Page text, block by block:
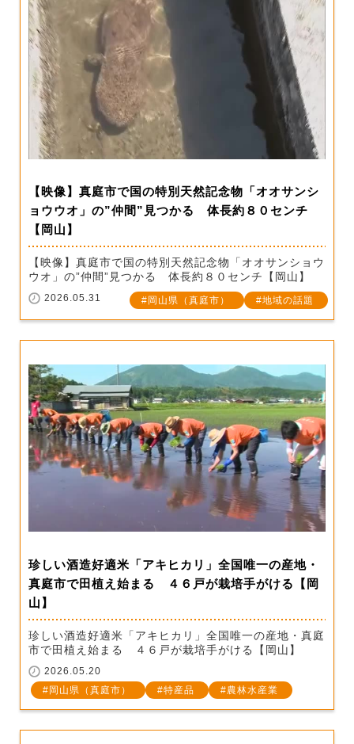
【映像】真庭市で国の特別天然記念物「オオサンシ
ョウウオ」の”仲間”見つかる 体長約８０センチ
【岡山】
【映像】真庭市で国の特別天然記念物「オオサンショウ
ウオ」の”仲間”見つかる 体長約８０センチ【岡山】
2026.05.31 岡山県（真庭市） 地域の話題
珍しい酒造好適米「アキヒカリ」全国唯一の産地・
真庭市で田植え始まる ４６戸が栽培手がける【岡
山】
珍しい酒造好適米「アキヒカリ」全国唯一の産地・真庭
市で田植え始まる ４６戸が栽培手がける【岡山】
2026.05.20
岡山県（真庭市）
特産品 農林水産業